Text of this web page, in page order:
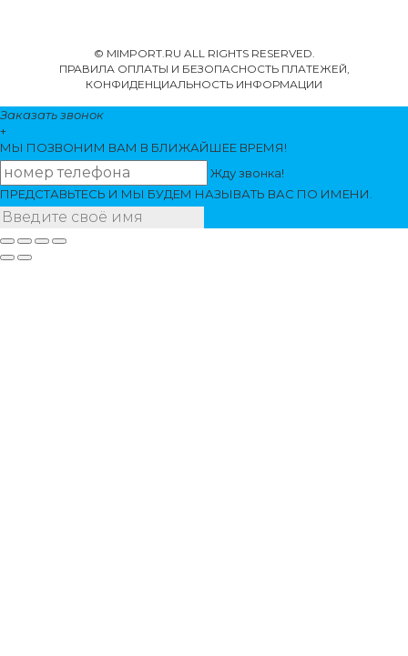
© MIMPORT.RU ALL RIGHTS RESERVED.
ПРАВИЛА ОПЛАТЫ И БЕЗОПАСНОСТЬ ПЛАТЕЖЕЙ,
КОНФИДЕНЦИАЛЬНОСТЬ ИНФОРМАЦИИ
Заказать звонок
+
МЫ ПОЗВОНИМ ВАМ В БЛИЖАЙШЕЕ ВРЕМЯ!
Жду звонка!
ПРЕДСТАВЬТЕСЬ И МЫ БУДЕМ НАЗЫВАТЬ ВАС ПО ИМЕНИ.